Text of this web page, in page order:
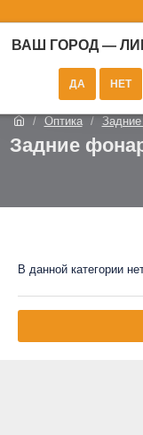
ВАШ ГОРОД —
Оптика
Задние
В данной категории